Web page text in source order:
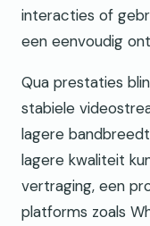
interacties of
een eenvoudig
Qua prestaties
stabiele
lagere
lagere kwaliteit
vertraging, een
platforms zoals